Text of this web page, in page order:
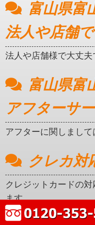
富山県富
法人や店舗
法人や店舗様で大丈夫
富山県富
アフターサ
アフターに関しまして
クレカ対
クレジットカードの
ます。